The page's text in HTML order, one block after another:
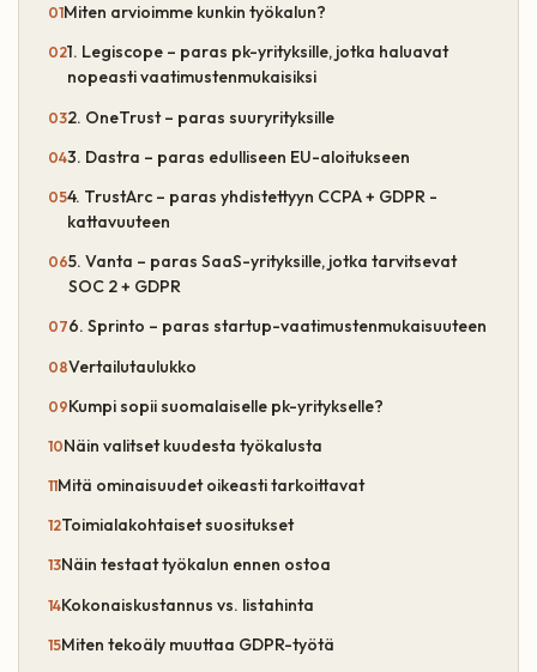
Miten arvioimme kunkin työkalun?
1. Legiscope – paras pk-yrityksille, jotka haluavat
nopeasti vaatimustenmukaisiksi
2. OneTrust – paras suuryrityksille
3. Dastra – paras edulliseen EU-aloitukseen
4. TrustArc – paras yhdistettyyn CCPA + GDPR -
kattavuuteen
5. Vanta – paras SaaS-yrityksille, jotka tarvitsevat
SOC 2 + GDPR
6. Sprinto – paras startup-vaatimustenmukaisuuteen
Vertailutaulukko
Kumpi sopii suomalaiselle pk-yritykselle?
Näin valitset kuudesta työkalusta
Mitä ominaisuudet oikeasti tarkoittavat
Toimialakohtaiset suositukset
Näin testaat työkalun ennen ostoa
Kokonaiskustannus vs. listahinta
Miten tekoäly muuttaa GDPR-työtä